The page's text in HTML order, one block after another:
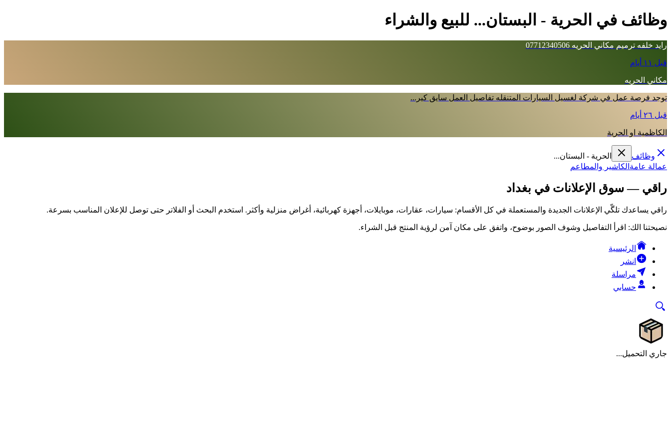
وظائف في الحرية - البستان... للبيع والشراء
رايد خلفه ترميم مكاني الحريه 07712340506
قبل ١١ أيام
مكاني الحريه
توجد فرصة عمل في شركة لغسيل السيارات المتنقله تفاصيل العمل سايق كير...
قبل ٢٦ أيام
الكاظمية او الحرية
وظائف
الحرية - البستان...
عمالة عامة الكاشير والمطاعم
راقي — سوق الإعلانات في بغداد
راقي يساعدك تلگّي الإعلانات الجديدة والمستعملة في كل الأقسام: سيارات، عقارات، موبايلات، أجهزة كهربائية، أغراض منزلية وأكثر. استخدم البحث أو الفلاتر حتى توصل للإعلان المناسب بسرعة.
نصيحتنا الك: اقرأ التفاصيل وشوف الصور بوضوح، واتفق على مكان آمن لرؤية المنتج قبل الشراء.
الرئيسية
انشر
مراسلة
حسابي
جاري التحميل...